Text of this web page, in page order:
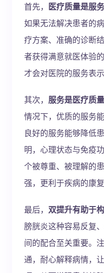
首先， 医疗质量是服
如果无法解决患者的
疗方案、准确的诊断
者获得满意就医体验
才会对医院的服务表示
其次， 服务是医疗质
情况下，优质的服务
良好的服务能够降低
明，心理状态与免疫
个被尊重、被理解的
强，更利于疾病的康复
最后， 双提升有助于
膀胱炎这种容易反复
间的配合至关重要。
通，耐心解释病情，